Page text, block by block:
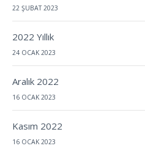
22 ŞUBAT 2023
2022 Yıllık
24 OCAK 2023
Aralık 2022
16 OCAK 2023
Kasım 2022
16 OCAK 2023